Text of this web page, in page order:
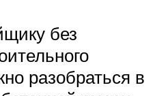
без
разобраться в